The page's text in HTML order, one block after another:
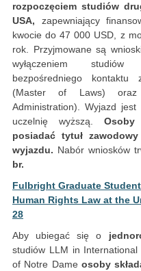
rozpoczęciem studiów
USA, zapewniający
kwocie do 47 000 USD, z
rok. Przyjmowane są
wyłączeniem studiów
bezpośredniego
(Master of Laws)
Administration). Wyjazd
uczelnię wyższą.
posiadać tytuł
wyjazdu. Nabór wniosków
br.
Fulbright Graduate
Human Rights Law at the
28
Aby ubiegać się o
studiów LLM in
of Notre Dame osoby